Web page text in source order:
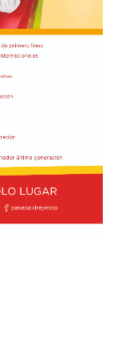
respuestas y
Se trata de un
en el que al
creación
6 años.
asistir
$5.000). Las
de lunes a
la